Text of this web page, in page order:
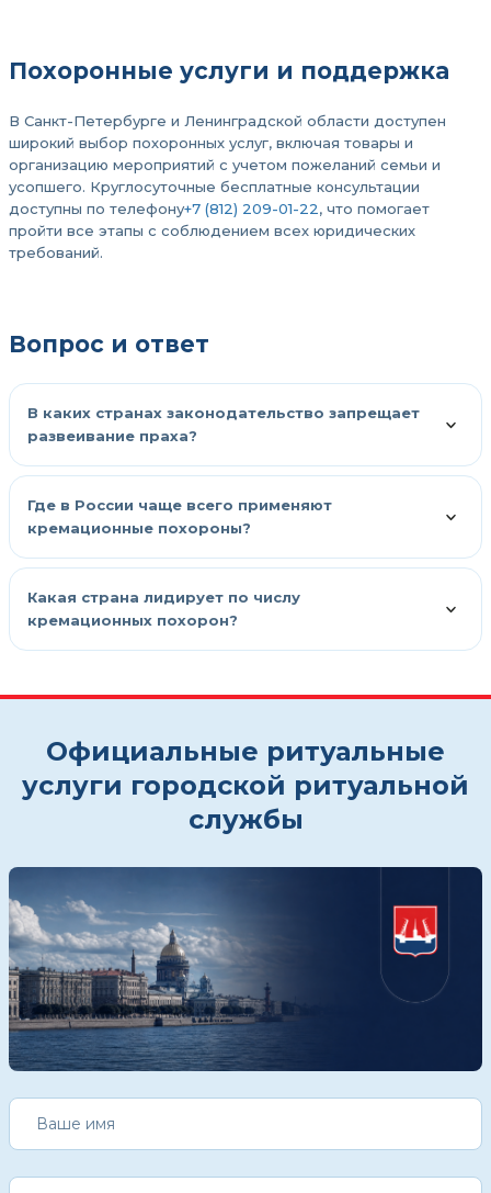
Похоронные услуги и поддержка
В Санкт-Петербурге и Ленинградской области доступен
широкий выбор похоронных услуг, включая товары и
организацию мероприятий с учетом пожеланий семьи и
усопшего. Круглосуточные бесплатные консультации
доступны по телефону+7 (812) 209-01-22, что помогает
пройти все этапы с соблюдением всех юридических
требований.
Вопрос и ответ
В каких странах законодательство запрещает
развеивание праха?
Где в России чаще всего применяют
кремационные похороны?
Какая страна лидирует по числу
кремационных похорон?
Официальные ритуальные
услуги городской ритуальной
службы